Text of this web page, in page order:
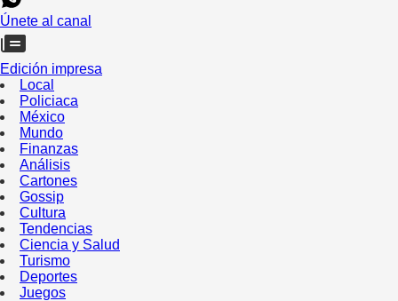
Únete al canal
Edición impresa
Local
Policiaca
México
Mundo
Finanzas
Análisis
Cartones
Gossip
Cultura
Tendencias
Ciencia y Salud
Turismo
Deportes
Juegos